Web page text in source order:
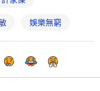
娛樂無窮